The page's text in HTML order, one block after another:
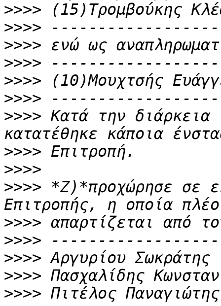
>>>>
>>>>
>>>>
>>>>
>>>>
>>>>
>>>> Κατά την διάρκεια
>>>>
>>>>
>>>> *Ζ)*προχώρησε σε
>>>>
>>>>
>>>>
>>>>
>>>>